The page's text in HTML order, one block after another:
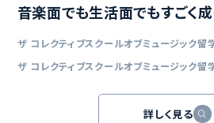
音楽面でも生活面でもすごく成
ザ コレクティブスクールオブミュージック留
ザ コレクティブスクールオブミュージック留
詳しく見る